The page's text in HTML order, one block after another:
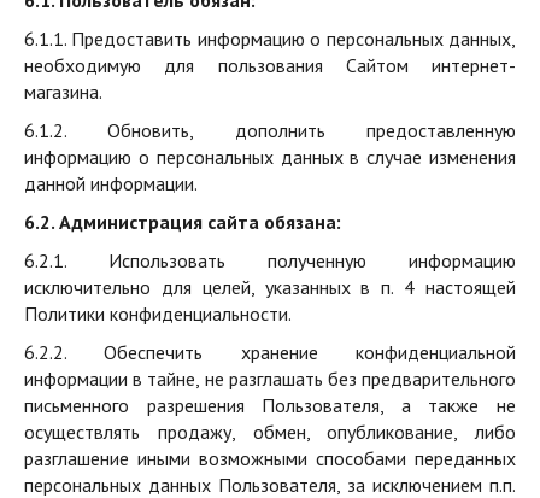
6.1.1. Предоставить информацию о персональных данных,
необходимую для пользования Сайтом интернет-
магазина.
6.1.2. Обновить, дополнить предоставленную
информацию о персональных данных в случае изменения
данной информации.
6.2. Администрация сайта обязана:
6.2.1. Использовать полученную информацию
исключительно для целей, указанных в п. 4 настоящей
Политики конфиденциальности.
6.2.2. Обеспечить хранение конфиденциальной
информации в тайне, не разглашать без предварительного
письменного разрешения Пользователя, а также не
осуществлять продажу, обмен, опубликование, либо
разглашение иными возможными способами переданных
персональных данных Пользователя, за исключением п.п.